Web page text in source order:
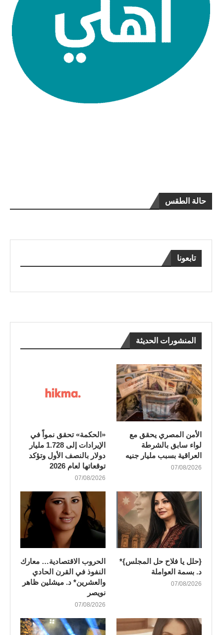
حالة الطقس
تابعونا
المنشورات الحديثة
الأمن المصري يحقق مع
لواء سابق بالشرطة
العراقية بسبب مليار جنيه
07/08/2026
«الحكمة» تحقق نمواً في
الإيرادات إلى 1.728 مليار
دولار بالنصف الأول وتؤكد
توقعاتها لعام 2026
07/08/2026
{حلل يا فلاح حل المجلس}*
د. بسمة العواملة
07/08/2026
الحروب الاقتصادية… معارك
النفوذ في القرن الحادي
والعشرين* د. ميشلين ظاهر
نويصر
07/08/2026